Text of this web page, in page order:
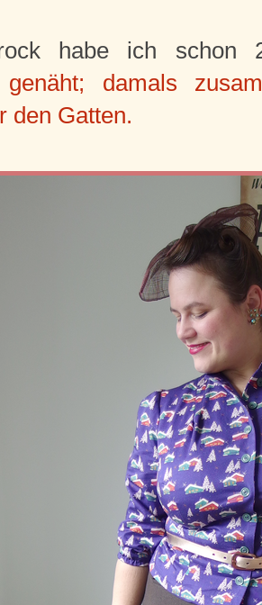
habe ich
genäht; damals
den Gatten.